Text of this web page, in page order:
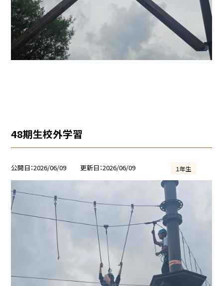
48期生校外学習
公開日 2026/06/09 更新日 2026/06/09 １年生